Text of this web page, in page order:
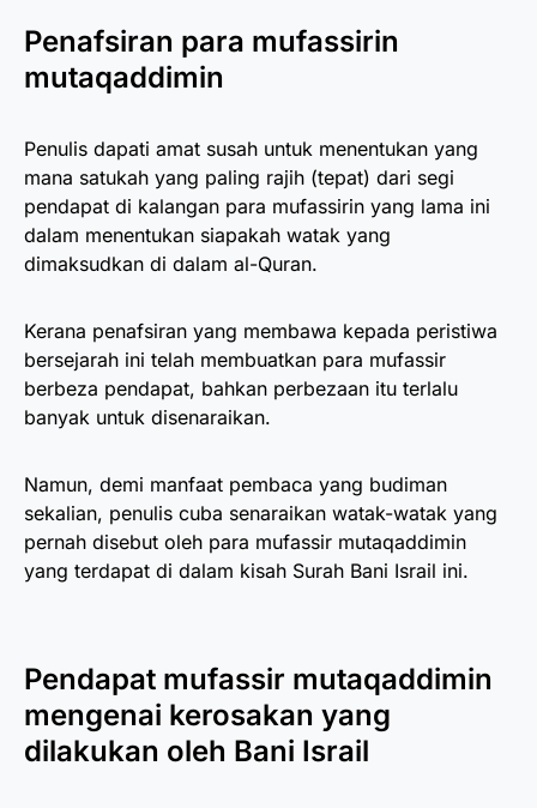
Penafsiran para mufassirin
mutaqaddimin
Penulis dapati amat susah untuk menentukan yang
mana satukah yang paling rajih (tepat) dari segi
pendapat di kalangan para mufassirin yang lama ini
dalam menentukan siapakah watak yang
dimaksudkan di dalam al-Quran.
Kerana penafsiran yang membawa kepada peristiwa
bersejarah ini telah membuatkan para mufassir
berbeza pendapat, bahkan perbezaan itu terlalu
banyak untuk disenaraikan.
Namun, demi manfaat pembaca yang budiman
sekalian, penulis cuba senaraikan watak-watak yang
pernah disebut oleh para mufassir mutaqaddimin
yang terdapat di dalam kisah Surah Bani Israil ini.
Pendapat mufassir mutaqaddimin
mengenai kerosakan yang
dilakukan oleh Bani Israil